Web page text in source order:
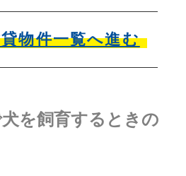
物件一覧へ進む
を飼育するときの